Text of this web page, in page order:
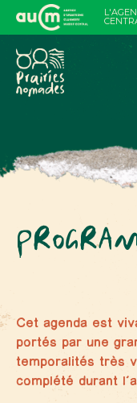
contenu
Cet agenda est
portés par une
temporalités très
complété durant